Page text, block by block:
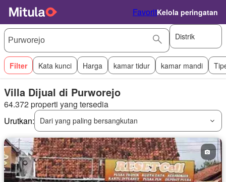
FavoritKelola peringatan
Distrik
Filter Kata kunci Harga kamar tidur kamar mandi
Villa Dijual di Purworejo
64.372 properti yang tersedia
Urutkan:
Dari yang paling bersangkutan